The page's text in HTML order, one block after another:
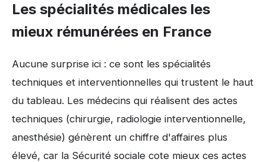
Les spécialités médicales les
mieux rémunérées en France
Aucune surprise ici : ce sont les spécialités
techniques et interventionnelles qui trustent le haut
du tableau. Les médecins qui réalisent des actes
techniques (chirurgie, radiologie interventionnelle,
anesthésie) génèrent un chiffre d'affaires plus
élevé, car la Sécurité sociale cote mieux ces actes